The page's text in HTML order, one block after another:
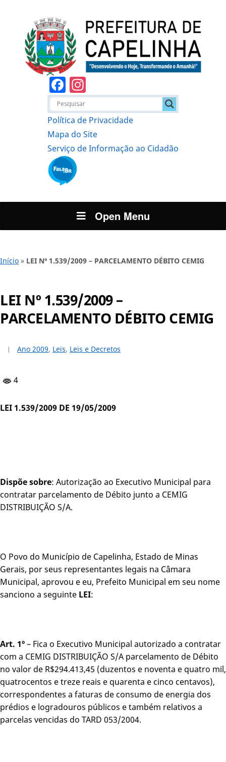
Facebook
Política de Privacidade
Mapa do Site
Serviço de Informação ao Cidadão
Open Menu
Início » LEI Nº 1.539/2009 – PARCELAMENTO DÉBITO CEMIG
LEI Nº 1.539/2009 –
PARCELAMENTO DÉBITO CEMIG
Ano 2009, Leis, Leis e Decretos
4
LEI 1.539/2009 DE 19/05/2009
Dispõe sobre: Autorização ao Executivo Municipal para
contratar parcelamento de Débito junto a CEMIG
DISTRIBUIÇÃO S/A.
O Povo do Município de Capelinha, Estado de Minas
Gerais, por seus representantes legais na Câmara
Municipal, aprovou e eu, Prefeito Municipal em seu nome
sanciono a seguinte LEI:
Art. 1º– Fica o Executivo Municipal autorizado a contratar
com a CEMIG DISTRIBUIÇÃO S/A parcelamento de Débito
no valor de R$294.413,45 (duzentos e noventa e quatro mil,
quatrocentos e treze reais e quarenta e cinco centavos),
correspondentes a faturas de consumo de energia dos
prédios e logradouros públicos e também relativos a
parcelas vencidas do TARD 053/2004.